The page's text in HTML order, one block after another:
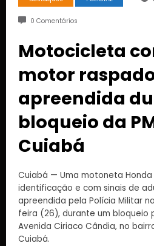
0 Comentários
Motocicleta
motor
apreendida
bloqueio da
Cuiabá
Cuiabá — Uma motoneta
identificação e com sinais de
apreendida pela Polícia Militar
feira (26), durante um bloqueio
Avenida Ciriaco Cândia, no
Cuiabá.